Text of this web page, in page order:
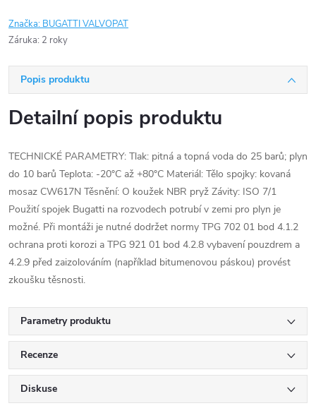
Značka: BUGATTI VALVOPAT
Záruka: 2 roky
Popis produktu
Detailní popis produktu
TECHNICKÉ PARAMETRY: Tlak: pitná a topná voda do 25 barů; plyn
do 10 barů Teplota: -20°C až +80°C Materiál: Tělo spojky: kovaná
mosaz CW617N Těsnění: O koužek NBR pryž Závity: ISO 7/1
Použití spojek Bugatti na rozvodech potrubí v zemi pro plyn je
možné. Při montáži je nutné dodržet normy TPG 702 01 bod 4.1.2
ochrana proti korozi a TPG 921 01 bod 4.2.8 vybavení pouzdrem a
4.2.9 před zaizolováním (například bitumenovou páskou) provést
zkoušku těsnosti.
Parametry produktu
Recenze
Diskuse